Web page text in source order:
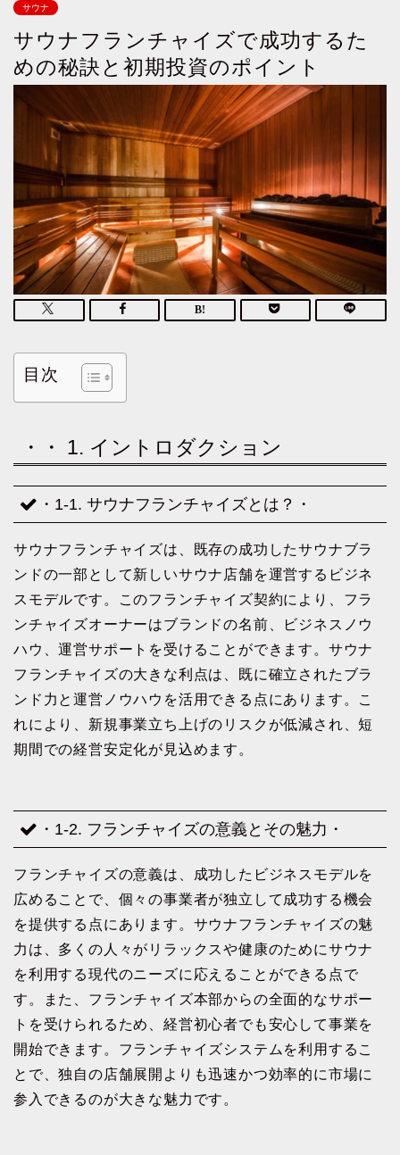
サウナ
サウナフランチャイズで成功するた
めの秘訣と初期投資のポイント
目次
・・ 1. イントロダクション
・1-1. サウナフランチャイズとは？・
サウナフランチャイズは、既存の成功したサウナブラ
ンドの一部として新しいサウナ店舗を運営するビジネ
スモデルです。このフランチャイズ契約により、フラ
ンチャイズオーナーはブランドの名前、ビジネスノウ
ハウ、運営サポートを受けることができます。サウナ
フランチャイズの大きな利点は、既に確立されたブラ
ンド力と運営ノウハウを活用できる点にあります。こ
れにより、新規事業立ち上げのリスクが低減され、短
期間での経営安定化が見込めます。
・1-2. フランチャイズの意義とその魅力・
フランチャイズの意義は、成功したビジネスモデルを
広めることで、個々の事業者が独立して成功する機会
を提供する点にあります。サウナフランチャイズの魅
力は、多くの人々がリラックスや健康のためにサウナ
を利用する現代のニーズに応えることができる点で
す。また、フランチャイズ本部からの全面的なサポー
トを受けられるため、経営初心者でも安心して事業を
開始できます。フランチャイズシステムを利用するこ
とで、独自の店舗展開よりも迅速かつ効率的に市場に
参入できるのが大きな魅力です。